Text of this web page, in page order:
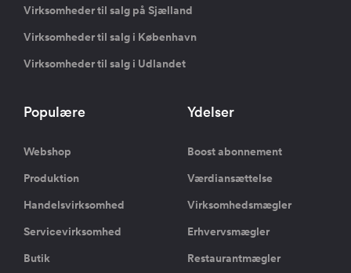
Virksomheder til salg på Sjælland
Virksomheder til salg i København
Virksomheder til salg i Udlandet
Populære
Webshop
Produktion
Handelsvirksomhed
Servicevirksomhed
Butik
Ydelser
Boost abonnement
Værdiansættelse
Virksomhedsmægler
Erhvervsmægler
Restaurantmægler